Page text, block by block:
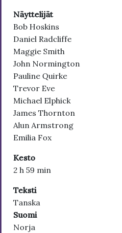
Näyttelijät
Bob Hoskins
Daniel Radcliffe
Maggie Smith
John Normington
Pauline Quirke
Trevor Eve
Michael Elphick
James Thornton
Alun Armstrong
Emilia Fox
Kesto
2 h 59 min
Teksti
Tanska
Suomi
Norja